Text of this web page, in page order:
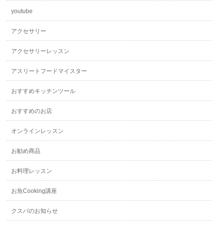
youtube
アクセサリー
アクセサリーレッスン
アスリートフードマイスター
おすすめキッチンツール
おすすめのお店
オンラインレッスン
お勧め商品
お料理レッスン
お魚Cooking講座
クスパのお知らせ